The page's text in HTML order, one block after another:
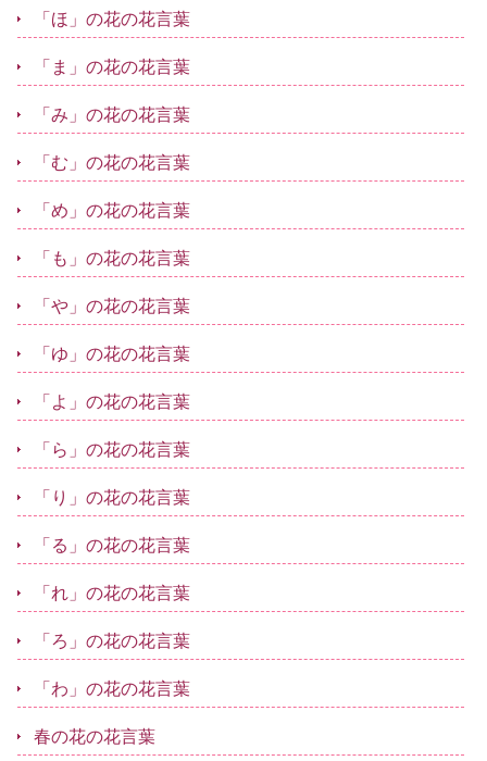
「ほ」の花の花言葉
「ま」の花の花言葉
「み」の花の花言葉
「む」の花の花言葉
「め」の花の花言葉
「も」の花の花言葉
「や」の花の花言葉
「ゆ」の花の花言葉
「よ」の花の花言葉
「ら」の花の花言葉
「り」の花の花言葉
「る」の花の花言葉
「れ」の花の花言葉
「ろ」の花の花言葉
「わ」の花の花言葉
春の花の花言葉